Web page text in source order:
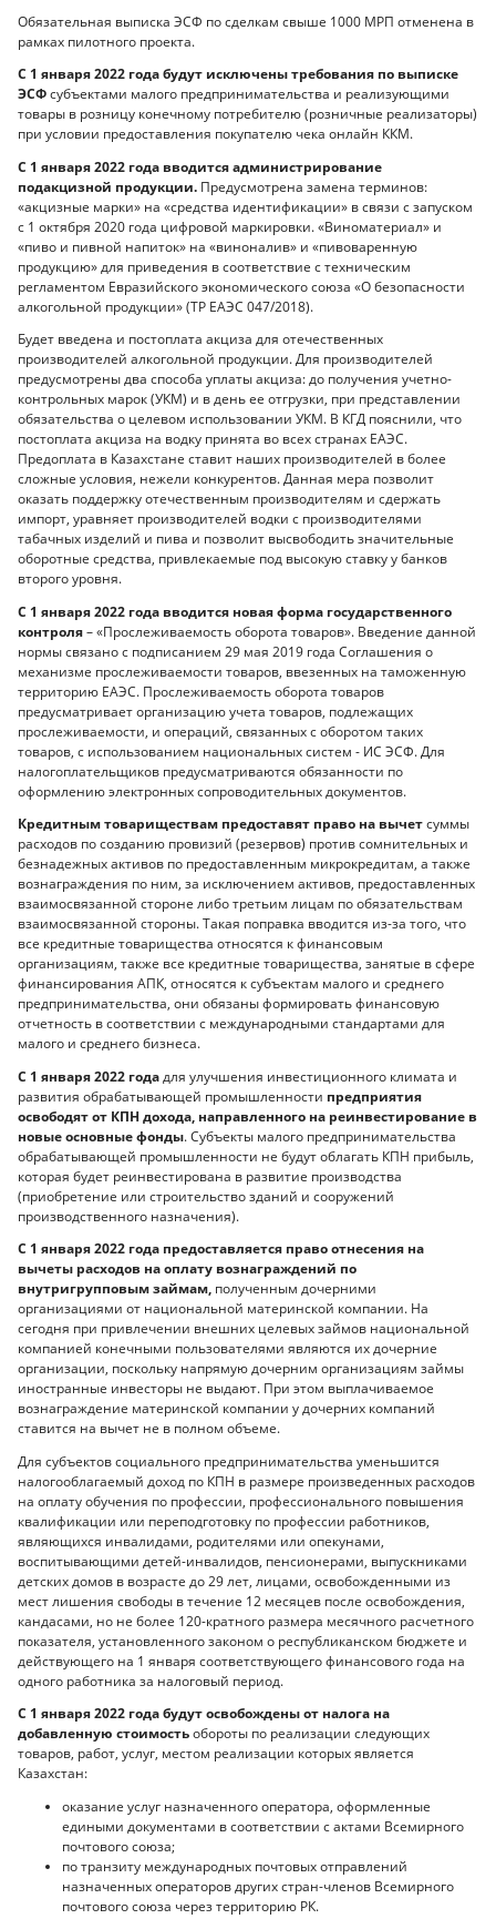
Обязательная выписка ЭСФ по сделкам свыше 1000 МРП отменена в
рамках пилотного проекта.
С 1 января 2022 года будут исключены требования по выписке
ЭСФсубъектами малого предпринимательства и реализующими
товары в розницу конечному потребителю (розничные реализаторы)
при условии предоставления покупателю чека онлайн ККМ.
С 1 января 2022 года вводится администрирование
подакцизной продукции. Предусмотрена замена терминов:
«акцизные марки» на «средства идентификации» в связи с запуском
с 1 октября 2020 года цифровой маркировки. «Виноматериал» и
«пиво и пивной напиток» на «виноналив» и «пивоваренную
продукцию» для приведения в соответствие с техническим
регламентом Евразийского экономического союза «О безопасности
алкогольной продукции» (ТР ЕАЭС 047/2018).
Будет введена и постоплата акциза для отечественных
производителей алкогольной продукции. Для производителей
предусмотрены два способа уплаты акциза: до получения учетно-
контрольных марок (УКМ) и в день ее отгрузки, при представлении
обязательства о целевом использовании УКМ. В КГД пояснили, что
постоплата акциза на водку принята во всех странах ЕАЭС.
Предоплата в Казахстане ставит наших производителей в более
сложные условия, нежели конкурентов. Данная мера позволит
оказать поддержку отечественным производителям и сдержать
импорт, уравняет производителей водки с производителями
табачных изделий и пива и позволит высвободить значительные
оборотные средства, привлекаемые под высокую ставку у банков
второго уровня.
С 1 января 2022 года вводится новая форма государственного
контроля– «Прослеживаемость оборота товаров». Введение данной
нормы связано с подписанием 29 мая 2019 года Соглашения о
механизме прослеживаемости товаров, ввезенных на таможенную
территорию ЕАЭС. Прослеживаемость оборота товаров
предусматривает организацию учета товаров, подлежащих
прослеживаемости, и операций, связанных с оборотом таких
товаров, с использованием национальных систем - ИС ЭСФ. Для
налогоплательщиков предусматриваются обязанности по
оформлению электронных сопроводительных документов.
Кредитным товариществам предоставят право на вычетсуммы
расходов по созданию провизий (резервов) против сомнительных и
безнадежных активов по предоставленным микрокредитам, а также
вознаграждения по ним, за исключением активов, предоставленных
взаимосвязанной стороне либо третьим лицам по обязательствам
взаимосвязанной стороны. Такая поправка вводится из-за того, что
все кредитные товарищества относятся к финансовым
организациям, также все кредитные товарищества, занятые в сфере
финансирования АПК, относятся к субъектам малого и среднего
предпринимательства, они обязаны формировать финансовую
отчетность в соответствии с международными стандартами для
малого и среднего бизнеса.
С 1 января 2022 годадля улучшения инвестиционного климата и
развития обрабатывающей промышленности предприятия
освободят от КПН дохода, направленного на реинвестирование в
новые основные фонды. Субъекты малого предпринимательства
обрабатывающей промышленности не будут облагать КПН прибыль,
которая будет реинвестирована в развитие производства
(приобретение или строительство зданий и сооружений
производственного назначения).
С 1 января 2022 года предоставляется право отнесения на
вычеты расходов на оплату вознаграждений по
внутригрупповым займам, полученным дочерними
организациями от национальной материнской компании. На
сегодня при привлечении внешних целевых займов национальной
компанией конечными пользователями являются их дочерние
организации, поскольку напрямую дочерним организациям займы
иностранные инвесторы не выдают. При этом выплачиваемое
вознаграждение материнской компании у дочерних компаний
ставится на вычет не в полном объеме.
Для субъектов социального предпринимательства уменьшится
налогооблагаемый доход по КПН в размере произведенных расходов
на оплату обучения по профессии, профессионального повышения
квалификации или переподготовку по профессии работников,
являющихся инвалидами, родителями или опекунами,
воспитывающими детей-инвалидов, пенсионерами, выпускниками
детских домов в возрасте до 29 лет, лицами, освобожденными из
мест лишения свободы в течение 12 месяцев после освобождения,
кандасами, но не более 120-кратного размера месячного расчетного
показателя, установленного законом о республиканском бюджете и
действующего на 1 января соответствующего финансового года на
одного работника за налоговый период.
С 1 января 2022 года будут освобождены от налога на
добавленную стоимостьобороты по реализации следующих
товаров, работ, услуг, местом реализации которых является
Казахстан:
оказание услуг назначенного оператора, оформленные
едиными документами в соответствии с актами Всемирного
почтового союза;
по транзиту международных почтовых отправлений
назначенных операторов других стран-членов Всемирного
почтового союза через территорию РК.